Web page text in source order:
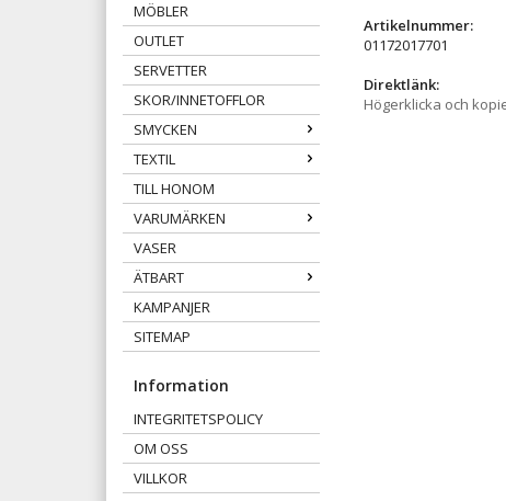
MÖBLER
OUTLET
SERVETTER
SKOR/INNETOFFLOR
SMYCKEN
TEXTIL
TILL HONOM
VARUMÄRKEN
VASER
ÄTBART
KAMPANJER
SITEMAP
Information
INTEGRITETSPOLICY
OM OSS
VILLKOR
Artikelnummer:
01172017701
Direktlänk:
Högerklicka och